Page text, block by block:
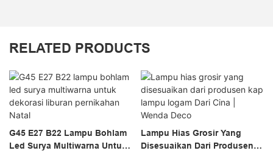
RELATED PRODUCTS
G45 E27 B22 Lampu Bohlam
Led Surya Multiwarna Untuk
Lampu Hias Grosir Yang
Disesuaikan Dari Produsen